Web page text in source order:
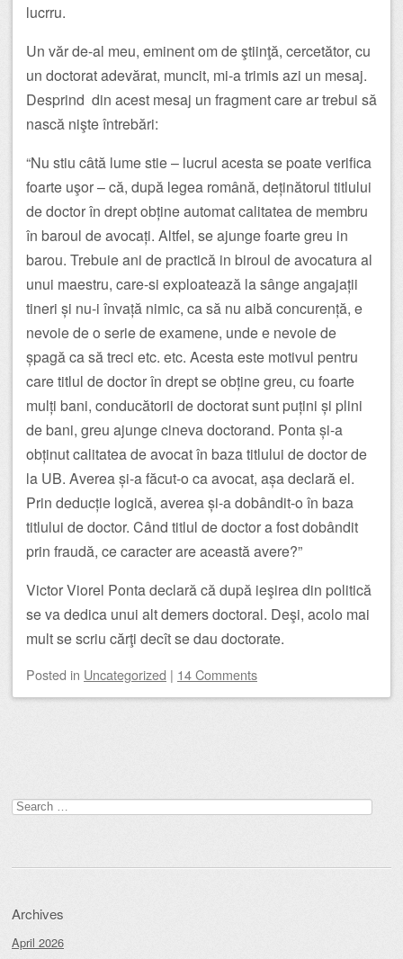
lucrru.
Un văr de-al meu, eminent om de ştiinţă, cercetător, cu
un doctorat adevărat, muncit, mi-a trimis azi un mesaj.
Desprind din acest mesaj un fragment care ar trebui să
nască nişte întrebări:
“Nu stiu câtă lume stie – lucrul acesta se poate verifica
foarte uşor – că, după legea română, deținătorul titlului
de doctor în drept obține automat calitatea de membru
în baroul de avocați. Altfel, se ajunge foarte greu in
barou. Trebuie ani de practică in biroul de avocatura al
unui maestru, care-si exploatează la sânge angajații
tineri și nu-i învață nimic, ca să nu aibă concurență, e
nevoie de o serie de examene, unde e nevoie de
șpagă ca să treci etc. etc. Acesta este motivul pentru
care titlul de doctor în drept se obține greu, cu foarte
mulți bani, conducătorii de doctorat sunt puțini și plini
de bani, greu ajunge cineva doctorand. Ponta și-a
obținut calitatea de avocat în baza titlului de doctor de
la UB. Averea și-a făcut-o ca avocat, așa declară el.
Prin deducție logică, averea și-a dobândit-o în baza
titlului de doctor. Când titlul de doctor a fost dobândit
prin fraudă, ce caracter are această avere?”
Victor Viorel Ponta declară că după ieşirea din politică
se va dedica unui alt demers doctoral. Deşi, acolo mai
mult se scriu cărţi decît se dau doctorate.
Posted in Uncategorized | 14 Comments
Search
for:
Archives
April 2026